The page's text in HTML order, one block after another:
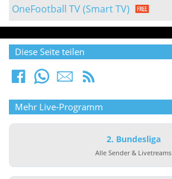
OneFootball TV (Smart TV)
Diese Seite teilen
Mehr Live-Programm
2. Bundesliga
Alle Sender & Livetreams